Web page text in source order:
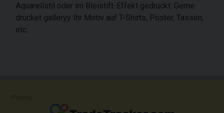
Aquarellstil oder im Bleistift-Effekt gedruckt. Gerne
drucket galleryy Ihr Motiv auf T-Shirts, Poster, Tassen,
etc.